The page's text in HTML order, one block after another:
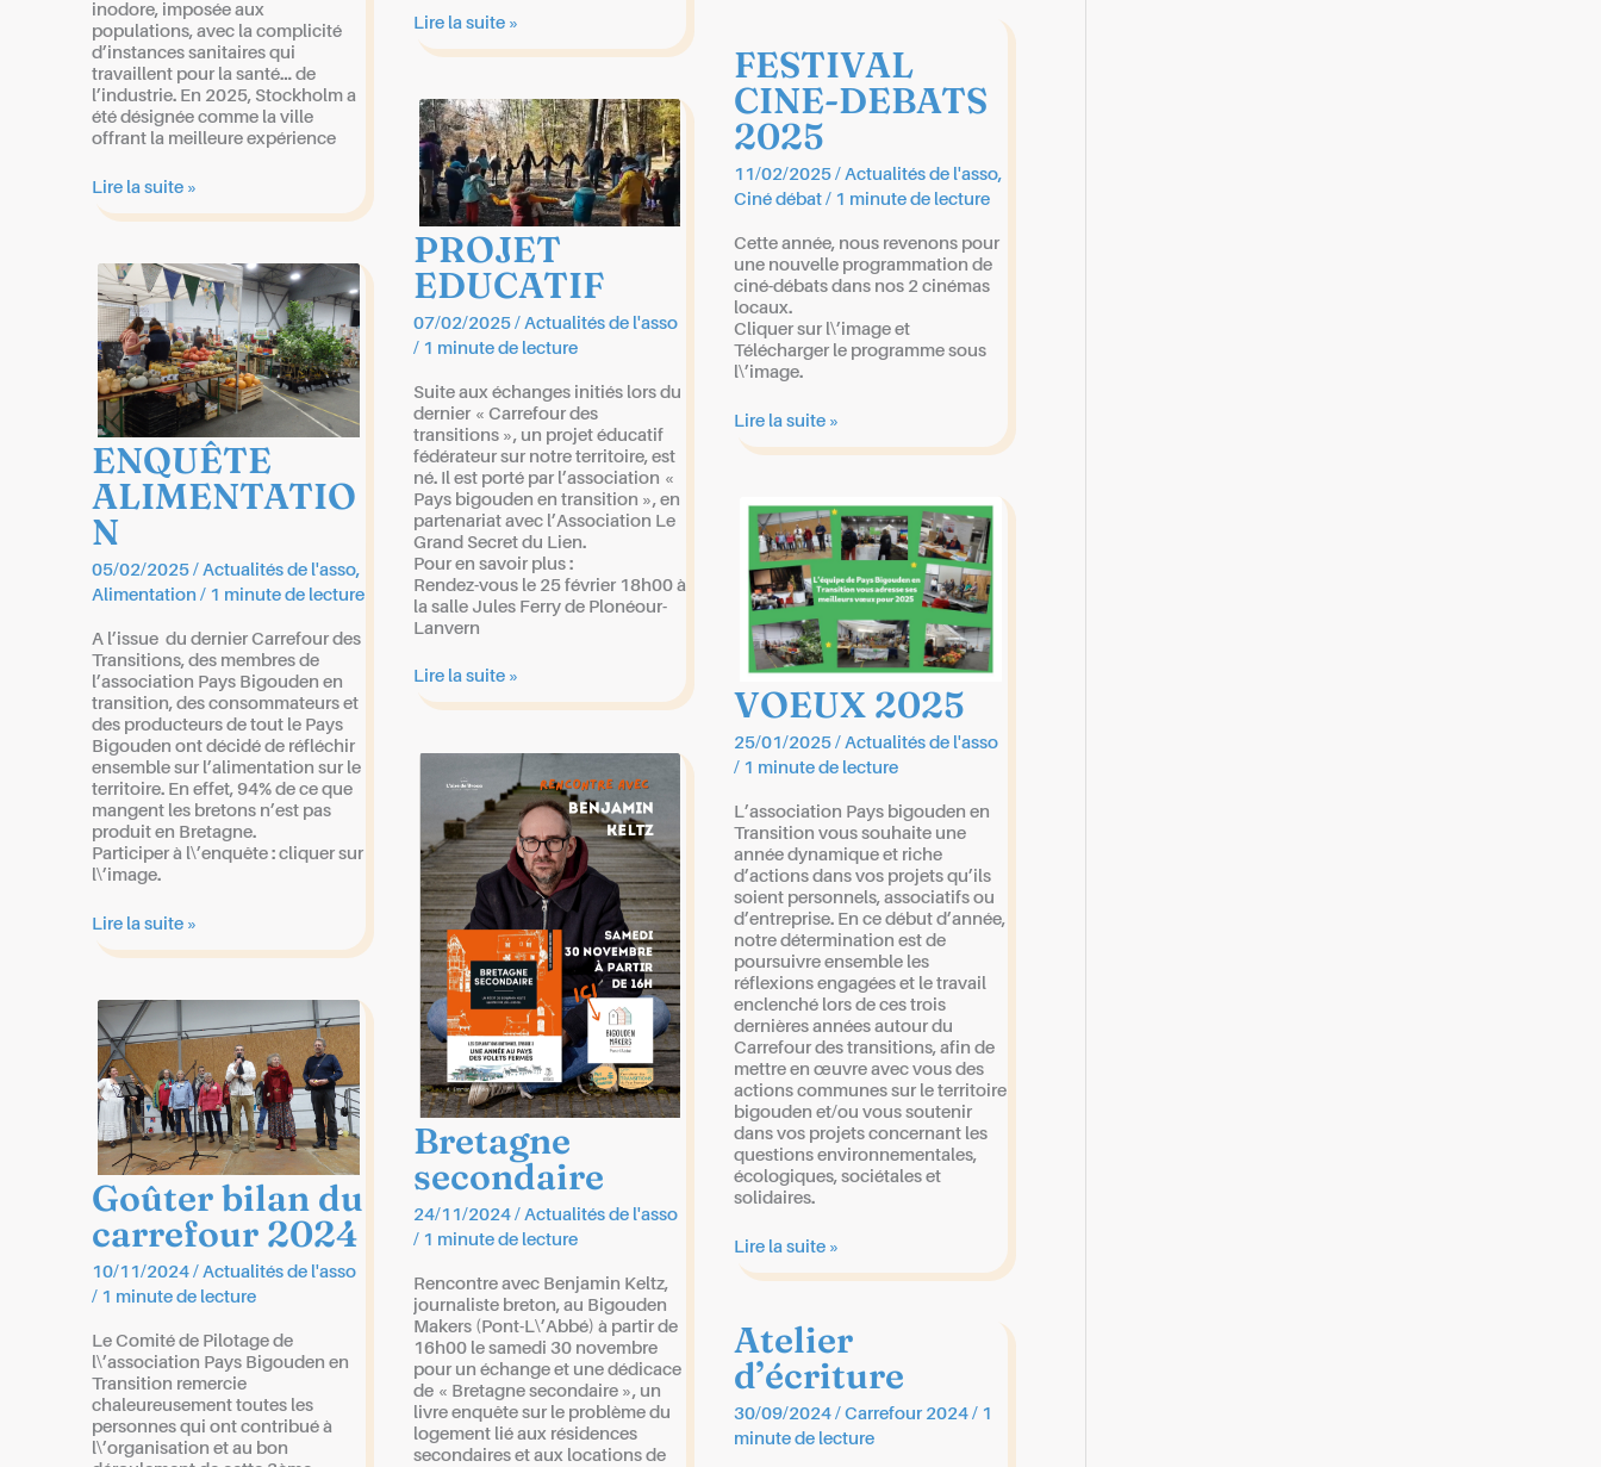
inodore, imposée aux
populations, avec la complicité
d’instances sanitaires qui
travaillent pour la santé… de
l’industrie. En 2025, Stockholm a
été désignée comme la ville
offrant la meilleure expérience
12
octobre
l’histoire
cachée »
suivi
d’un
échange.
Lire la suite »
10h30-
12h00
« Panorama
des
mobilités
en
Pays
Bigouden »
Lire la suite »
FESTIVAL
CINE-DEBATS
2025
11/02/2025/Actualités de l'asso,
Ciné débat / 1 minute de lecture
Cette année, nous revenons pour
une nouvelle programmation de
ciné-débats dans nos 2 cinémas
locaux.
Cliquer sur l\’image et
Télécharger le programme sous
l\’image.
FESTIVAL
CINE-
Lire la suite »
PROJET
EDUCATIF
07/02/2025 / Actualités de l'asso
/ 1 minute de lecture
Suite aux échanges initiés lors du
dernier « Carrefour des
transitions », un projet éducatif
fédérateur sur notre territoire, est
né. Il est porté par l’association «
Pays bigouden en transition », en
partenariat avec l’Association Le
Grand Secret du Lien.
Pour en savoir plus :
Rendez-vous le 25 février 18h00 à
la salle Jules Ferry de Plonéour-
Lanvern
PROJET
EDUCATIF
Lire la suite »
ENQUÊTE
ALIMENTATIO
N
05/02/2025 / Actualités de l'asso,
Alimentation / 1 minute de lecture
A l’issue du dernier Carrefour des
Transitions, des membres de
l’association Pays Bigouden en
transition, des consommateurs et
des producteurs de tout le Pays
Bigouden ont décidé de réfléchir
ensemble sur l’alimentation sur le
territoire. En effet, 94% de ce que
mangent les bretons n’est pas
produit en Bretagne.
Participer à l\’enquête : cliquer sur
l\’image.
ENQUÊTE
ALIMENTATION
Lire la suite »
VOEUX 2025
25/01/2025/Actualités de l'asso
/ 1 minute de lecture
L’association Pays bigouden en
Transition vous souhaite une
année dynamique et riche
d’actions dans vos projets qu’ils
soient personnels, associatifs ou
d’entreprise. En ce début d’année,
notre détermination est de
poursuivre ensemble les
réflexions engagées et le travail
enclenché lors de ces trois
dernières années autour du
Carrefour des transitions, afin de
mettre en œuvre avec vous des
actions communes sur le territoire
bigouden et/ou vous soutenir
dans vos projets concernant les
questions environnementales,
écologiques, sociétales et
solidaires.
VOEUX
2025
Lire la suite »
Bretagne
secondaire
24/11/2024 / Actualités de l'asso
/ 1 minute de lecture
Rencontre avec Benjamin Keltz,
journaliste breton, au Bigouden
Makers (Pont-L\’Abbé) à partir de
16h00 le samedi 30 novembre
pour un échange et une dédicace
de « Bretagne secondaire », un
livre enquête sur le problème du
logement lié aux résidences
secondaires et aux locations de
Goûter bilan du
carrefour 2024
10/11/2024 / Actualités de l'asso
/ 1 minute de lecture
Le Comité de Pilotage de
l\’association Pays Bigouden en
Transition remercie
chaleureusement toutes les
personnes qui ont contribué à
l\’organisation et au bon
Atelier
d’écriture
30/09/2024/Carrefour 2024 / 1
minute de lecture